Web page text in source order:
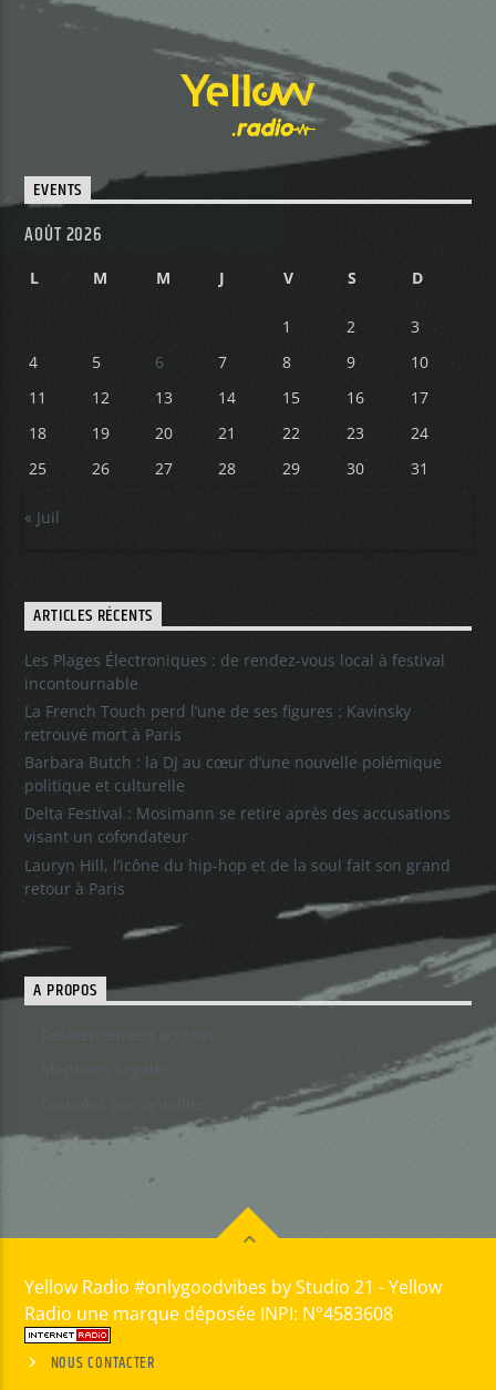
EVENTS
AOÛT 2026
L M M J V S D
1 2
3
4
5 6 7 8 9
10
11
12 13 14 15 16
17
18
19 20 21 22 23
24
25
26 27 28 29 30 31
« Juil
ARTICLES RÉCENTS
Les Plages Électroniques : de rendez-vous local à festival
incontournable
La French Touch perd l’une de ses figures : Kavinsky
retrouvé mort à Paris
Barbara Butch : la DJ au cœur d’une nouvelle polémique
politique et culturelle
Delta Festival : Mosimann se retire après des accusations
visant un cofondateur
Lauryn Hill, l’icône du hip-hop et de la soul fait son grand
retour à Paris
A PROPOS
Yellow Radio #onlygoodvibes by Studio 21 - Yellow
Radio une marque déposée INPI: N°4583608
NOUS CONTACTER